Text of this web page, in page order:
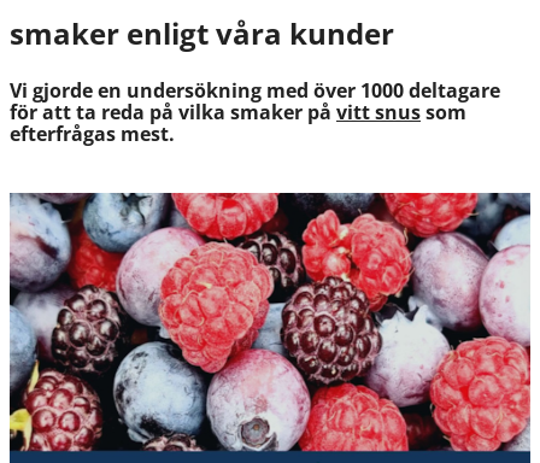
smaker enligt våra kunder
Vi gjorde en undersökning med över 1000 deltagare
för att ta reda på vilka smaker på vitt snussom
efterfrågas mest.